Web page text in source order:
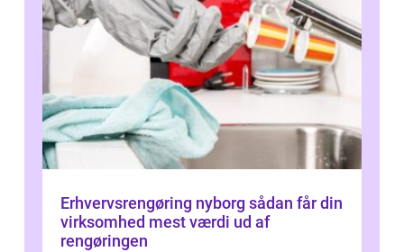
Erhvervsrengøring nyborg sådan får din
virksomhed mest værdi ud af
rengøringen